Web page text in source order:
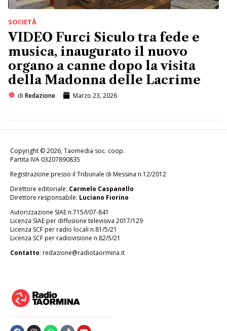
SOCIETÀ
VIDEO Furci Siculo tra fede e
musica, inaugurato il nuovo
organo a canne dopo la visita
della Madonna delle Lacrime
di Redazione Marzo 23, 2026
Copyright © 2026, Taomedia soc. coop.
Partita IVA 03207890835
Registrazione presso il Tribunale di Messina n.12/2012
Direttore editoriale: Carmelo Caspanello
Direttore responsabile: Luciano Fiorino
Autorizzazione SIAE n.715/I/07-841
Licenza SIAE per diffusione televisiva 2017/129
Licenza SCF per radio locali n.81/5/21
Licenza SCF per radiovisione n.82/5/21
Contatto: redazione@radiotaormina.it